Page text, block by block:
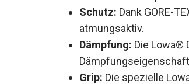
Schutz: Dank GORE-
atmungsaktiv.
Dämpfung: Die Lowa®
Grip: Die spezielle